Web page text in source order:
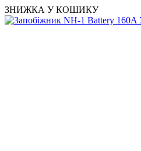
ЗНИЖКА У КОШИКУ